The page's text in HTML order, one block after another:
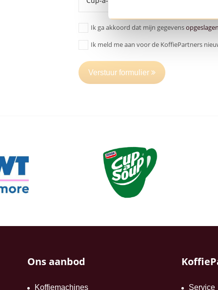
Ik ga akkoord dat mijn gegevens
Ik meld me aan voor de KoffiePartners
Verstuur formulier
Ons aanbod
Koffiemachines Service